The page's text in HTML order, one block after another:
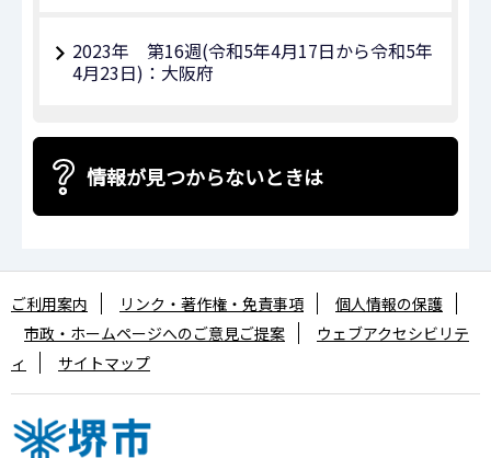
2023年 第16週(令和5年4月17日から令和5年
4月23日)：大阪府
情報が見つからないときは
ご利用案内 リンク・著作権・免責事項
個人情報の保護
市政・ホームページへのご意見ご提案
ウェブアクセシビリテ
ィ
サイトマップ